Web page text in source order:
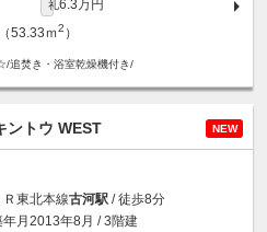
礼6.3万円
53.33ｍ2 ）
追焚き・浴室乾燥機付き/
ントウ WEST NEW
Ｒ東北本線古河駅 / 徒歩8分
年月2013年8月 / 3階建